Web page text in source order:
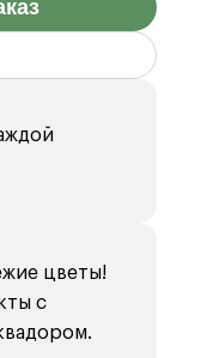
цветы!
с